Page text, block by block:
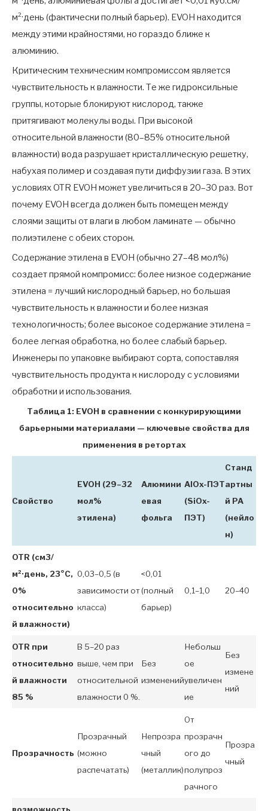
м²·день (фактически полный барьер). EVOH находится
между этими крайностями, но гораздо ближе к
алюминию.
Критическим техническим компромиссом является
чувствительность к влажности. Те же гидроксильные
группы, которые блокируют кислород, также
притягивают молекулы воды. При высокой
относительной влажности (80–85% относительной
влажности) вода разрушает кристаллическую решетку,
набухая полимер и создавая пути диффузии газа. В этих
условиях OTR EVOH может увеличиться в 20–30 раз. Вот
почему EVOH всегда должен быть помещен между
слоями защиты от влаги в любом ламинате — обычно
полиэтилене с обеих сторон.
Содержание этилена в EVOH (обычно 27–48 мол%)
создает прямой компромисс: более низкое содержание
этилена = лучший кислородный барьер, но большая
чувствительность к влажности и более низкая
технологичность; более высокое содержание этилена =
более легкая обработка, но более слабый барьер.
Инженеры по упаковке выбирают сорта, сопоставляя
чувствительность продукта к кислороду с условиями
обработки и использования.
Таблица 1: EVOH в сравнении с конкурирующими
барьерными материалами — ключевые свойства для
применения в ретортах
Свойство
EVOH (29–32
мол%
этилена)
Алюмини
евая
фольга
AlOx-ПЭТ
(SiOx-
ПЭТ)
Станд
артны
й PA
(нейло
н)
OTR (см3/
м²·день, 23°C,
0%
относительно
й влажности)
0,03–0,5 (в
зависимости от
класса)
<0,01
(полный
барьер)
0,1–1,0 20–40
OTR при
относительно
й влажности
85 %
В 5–20 раз
выше, чем при
относительной
влажности 0 %.
Без
изменений
Небольш
ое
увеличен
ие
Без
измене
ний
Прозрачность
Прозрачный
(можно
распечатать)
Непрозра
чный
(металлик)
От
прозрачн
ого до
полупроз
рачного
Прозра
чный